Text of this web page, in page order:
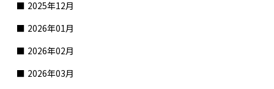
2025年12月
2026年01月
2026年02月
2026年03月